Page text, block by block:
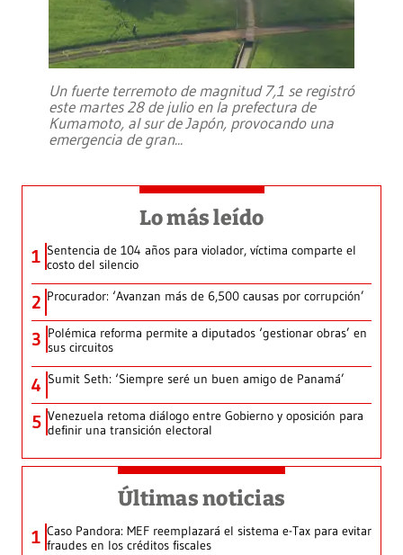
Un fuerte terremoto de magnitud 7,1 se registró
este martes 28 de julio en la prefectura de
Kumamoto, al sur de Japón, provocando una
emergencia de gran...
Lo más leído
1 Sentencia de 104 años para violador, víctima comparte el
costo del silencio
2 Procurador: ‘Avanzan más de 6,500 causas por corrupción’
3 Polémica reforma permite a diputados ‘gestionar obras’ en
sus circuitos
4 Sumit Seth: ‘Siempre seré un buen amigo de Panamá’
5 Venezuela retoma diálogo entre Gobierno y oposición para
definir una transición electoral
Últimas noticias
1 Caso Pandora: MEF reemplazará el sistema e-Tax para evitar
fraudes en los créditos fiscales